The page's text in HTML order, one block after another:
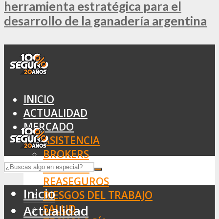
herramienta estratégica para el
desarrollo de la ganadería argentina
INICIO
ACTUALIDAD
MERCADO
ASISTENCIA
BROKERS
SEGUROS
REASEGUROS
RIESGOS DEL TRABAJO
SALUD
Inicio
Actualidad